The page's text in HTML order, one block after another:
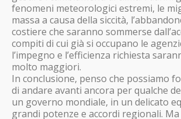
fenomeni meteorologici estremi, le
massa a causa della siccità,
costiere che saranno sommerse
compiti di cui già si occupano le
l’impegno e l’efficienza richiesta
molto maggiori.
In conclusione, penso che possiamo
di andare avanti ancora per qualche
un governo mondiale, in un delicato
grandi potenze e accordi regionali.